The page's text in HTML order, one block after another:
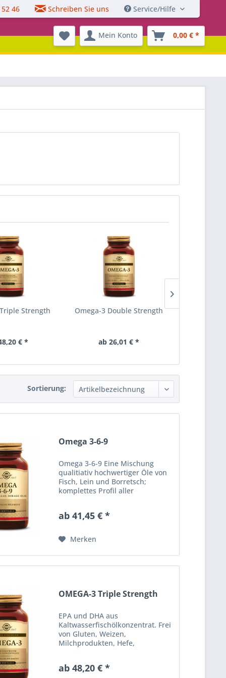
46 Schreiben Sie uns Service/Hilfe
Mein Konto 0,00 € *
Strength
€ *
Omega-3 Double Strength
ab 26,01 € *
Sortierung:
Omega 3-6-9
Omega 3-6-9 Eine Mischung
qualitiativ hochwertiger Öle von
Fisch, Lein und Borretsch;
komplettes Profil aller
Erhältlich in Packungsgrößen zu
Weichgelatinekapseln....
ab 41,45 € *
Merken
OMEGA-3 Triple Strength
EPA und DHA aus
Kaltwasserfischölkonzentrat. Frei
von Gluten, Weizen,
Milchprodukten, Hefe,
oder Farbstoffen. Erhältlich in
ab 48,20 € *